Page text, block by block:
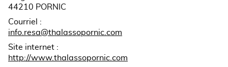
44210 PORNIC
Courriel
:
info.resa@thalassopornic.com
Site internet :
http://www.thalassopornic.com